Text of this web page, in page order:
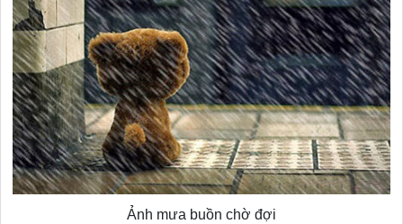
Ảnh mưa buồn chờ đợi